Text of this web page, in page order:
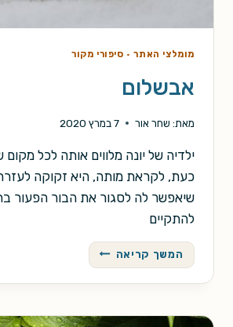
מומלצי האתר· סיפורי מקור
אבשלום
מאת: שחר אור 7 במרץ 2020
ילדיה של יונה מלווים אותה לכל מקום
כעת, לקראת מותה, היא זקוקה
שיאפשר לה לסגור את הבור הפעור
להתקיים
המשך קריאה אבשלום